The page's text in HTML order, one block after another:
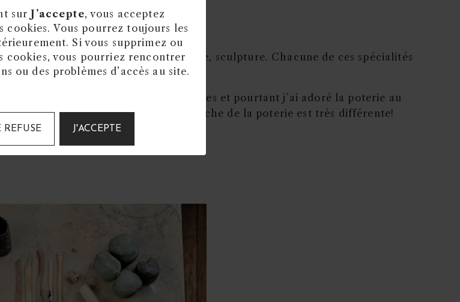
modelage, poterie au tour, coulage, sculpture. Chacune de ces spécialités
nous a sa propre sensibilité.
que j’avais pris il y a quelques années et pourtant j’ai adoré la poterie au
que non, car chaque branche de la poterie est très différente!
en modelage.
surJ’accepte, vous acceptez
cookies. Vous pourrez toujours les
Si vous supprimez ou
cookies, vous pourriez rencontrer
ou des problèmes d’accès au site.
REFUSE J'ACCEPTE